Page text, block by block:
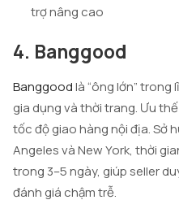
trợ nâng cao
4. Banggood
Banggoodlà “ông lớn”
gia dụng và thời trang. Ưu
tốc độ giao hàng nội địa. Sở
Angeles và New York, thời
trong 3–5 ngày, giúp seller
đánh giá chậm trễ.